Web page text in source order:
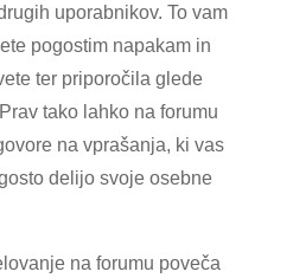
uporabnikov. To vam
pogostim napakam in
ter priporočila glede
tako lahko na forumu
na vprašanja, ki vas
delijo svoje osebne
na forumu poveča